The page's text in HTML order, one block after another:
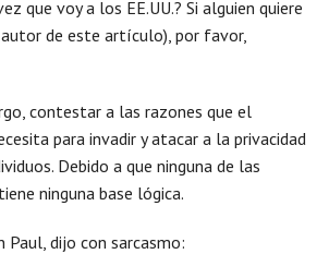
que voy a los EE.UU.? Si alguien quiere
de este artículo), por favor,
contestar a las razones que el
para invadir y atacar a la privacidad
Debido a que ninguna de las
ninguna base lógica.
Paul, dijo con sarcasmo: